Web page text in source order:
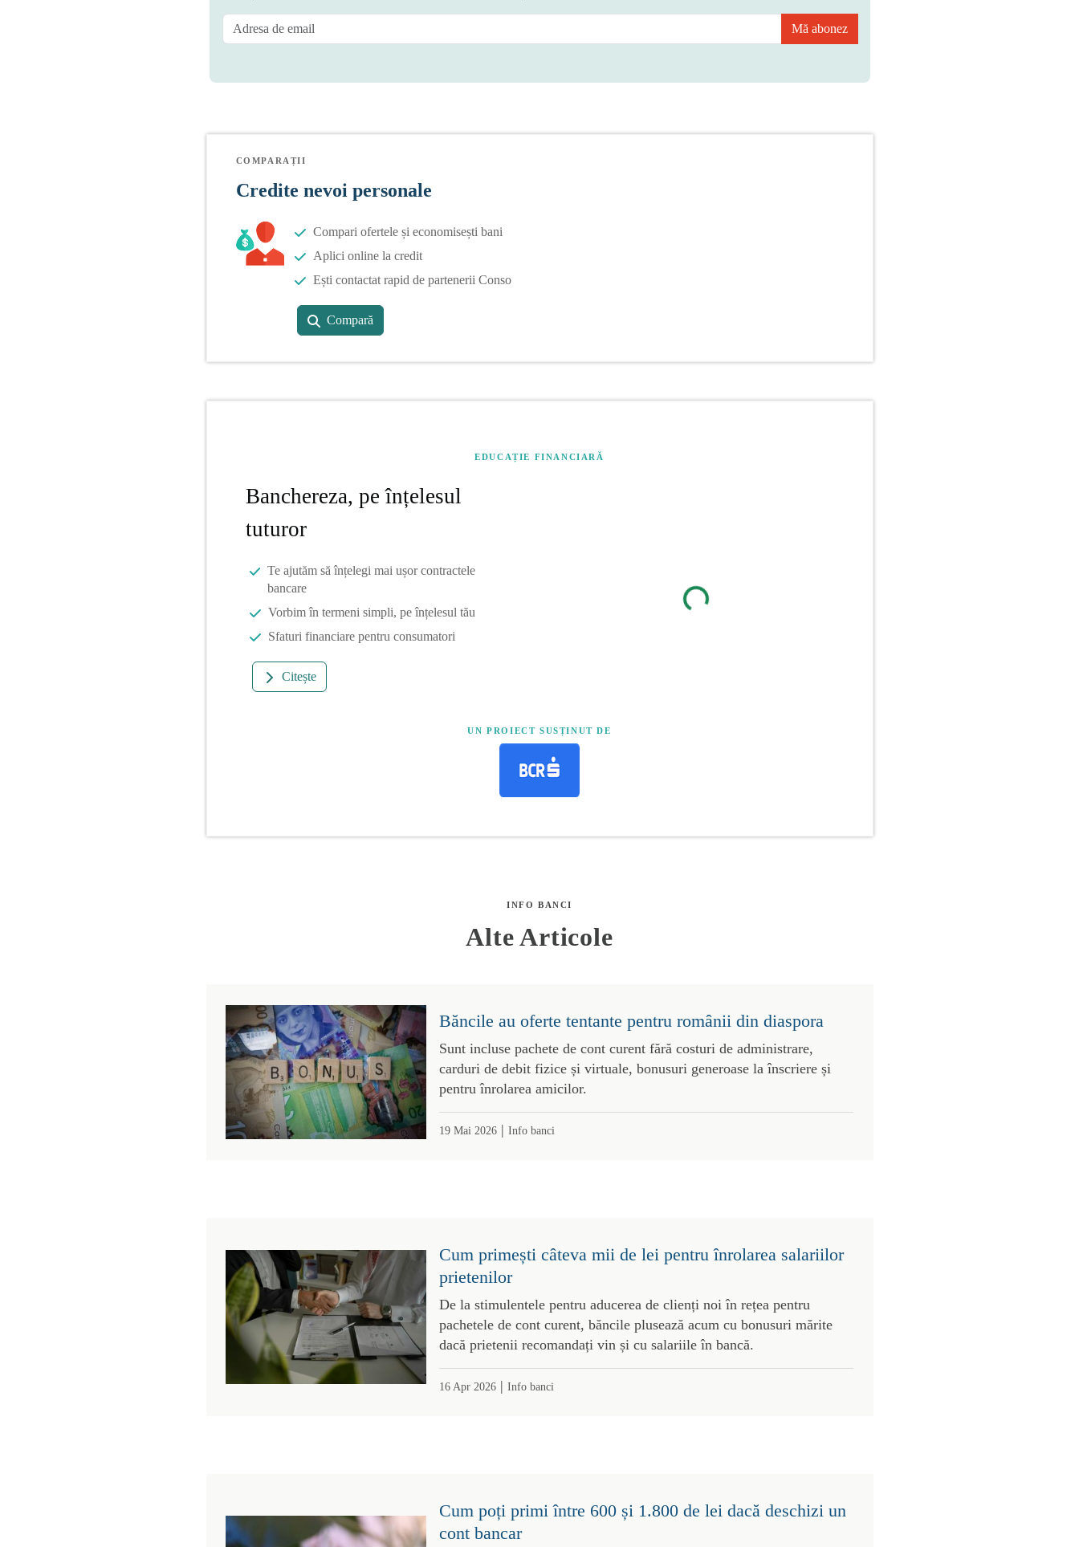
Mă abonez
COMPARAȚII
Credite nevoi personale
Compari ofertele și economisești bani
Aplici online la credit
Ești contactat rapid de partenerii Conso
Compară
EDUCAȚIE FINANCIARĂ
Banchereza, pe înțelesul
tuturor
Te ajutăm să înțelegi mai ușor contractele
bancare
Vorbim în termeni simpli, pe înțelesul tău
Sfaturi financiare pentru consumatori
Citește
UN PROIECT SUSȚINUT DE
INFO BANCI
Alte Articole
Băncile au oferte tentante pentru românii din diaspora
Sunt incluse pachete de cont curent fără costuri de administrare,
carduri de debit fizice și virtuale, bonusuri generoase la înscriere și
pentru înrolarea amicilor.
19 Mai 2026| Info banci
Cum primești câteva mii de lei pentru înrolarea salariilor
prietenilor
De la stimulentele pentru aducerea de clienți noi în rețea pentru
pachetele de cont curent, băncile plusează acum cu bonusuri mărite
dacă prietenii recomandați vin și cu salariile în bancă.
16 Apr 2026| Info banci
Cum poți primi între 600 și 1.800 de lei dacă deschizi un
cont bancar